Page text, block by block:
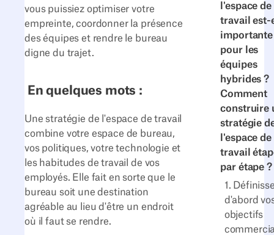
l'espace de
travail est-
importante
pour les
équipes
hybrides ?
Comment
construire
stratégie
l'espace de
travail
par étape ?
1.
d'abord
objectifs
vous puissiez optimiser votre
empreinte, coordonner la présence
des équipes et rendre le bureau
digne du trajet.
En quelques mots :
Une stratégie de l'espace de travail
combine votre espace de bureau,
vos politiques, votre technologie et
les habitudes de travail de vos
employés. Elle fait en sorte que le
bureau soit une destination
agréable au lieu d'être un endroit
où il faut se rendre.